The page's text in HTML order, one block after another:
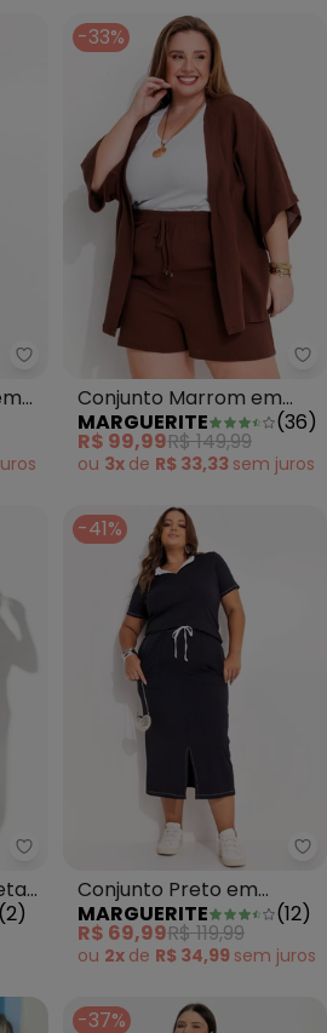
Marguerite - Conjunto Azul
-33%
Conjunto Marrom em
Tecido de Algodão
MARGUERITE (36)
R$ 99,99R$ 149,99
ou 3x de R$ 33,33 sem juros
Marguerite - Conjunto Poá
(2)
-41%
Conjunto Preto em
Canelado
MARGUERITE (12)
R$ 69,99R$ 119,99
ou 2x de R$ 34,99 sem juros
-37%